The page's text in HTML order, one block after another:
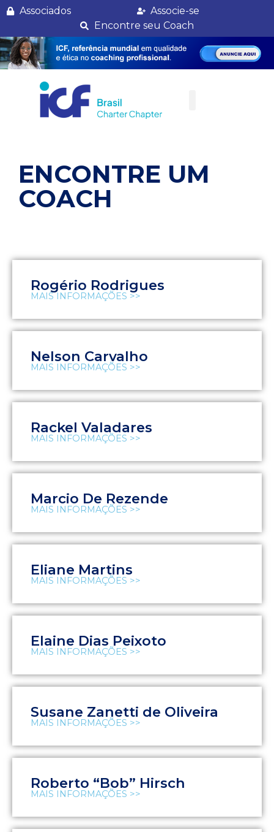
Associados
Associe-se
Encontre seu Coach
ENCONTRE UM
COACH
Rogério Rodrigues
MAIS INFORMAÇÕES >>
Nelson Carvalho
MAIS INFORMAÇÕES >>
Rackel Valadares
MAIS INFORMAÇÕES >>
Marcio De Rezende
MAIS INFORMAÇÕES >>
Eliane Martins
MAIS INFORMAÇÕES >>
Elaine Dias Peixoto
MAIS INFORMAÇÕES >>
Susane Zanetti de Oliveira
MAIS INFORMAÇÕES >>
Roberto “Bob” Hirsch
MAIS INFORMAÇÕES >>